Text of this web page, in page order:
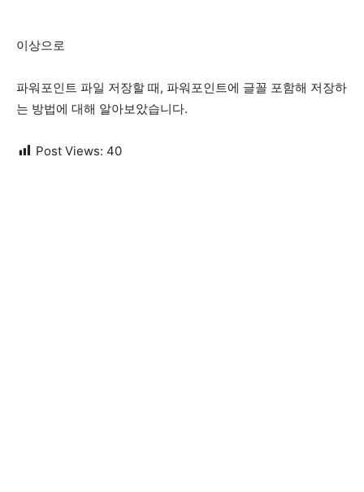
이상으로
파워포인트 파일 저장할 때, 파워포인트에 글꼴 포함해 저장하
는 방법에 대해 알아보았습니다.
Post Views: 40